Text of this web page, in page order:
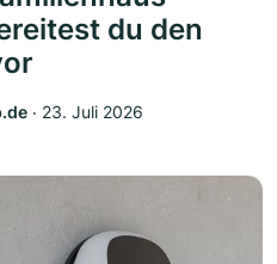
du den
‧ 23. Juli 2026